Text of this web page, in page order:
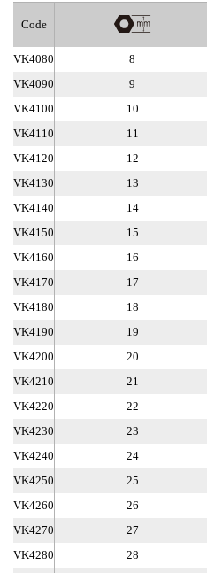
Code
VK4080
8
VK4090
9
VK4100
10
VK4110
11
VK4120
12
VK4130
13
VK4140
14
VK4150
15
VK4160
16
VK4170
17
VK4180
18
VK4190
19
VK4200
20
VK4210
21
VK4220
22
VK4230
23
VK4240
24
VK4250
25
VK4260
26
VK4270
27
VK4280
28